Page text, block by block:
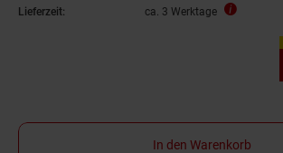
Lieferzeit:
ca. 3 Werktage
In den Warenkorb